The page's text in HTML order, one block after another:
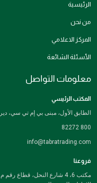
الرئيسية
من نحن
المركز الاعلامي
الأسئلة الشائعة
معلومات التواصل
المكتب الرئيسي
الطابق الأول، مبنى بي إم تي سي،
800 82272
info@tabratrading.com
فروعنا